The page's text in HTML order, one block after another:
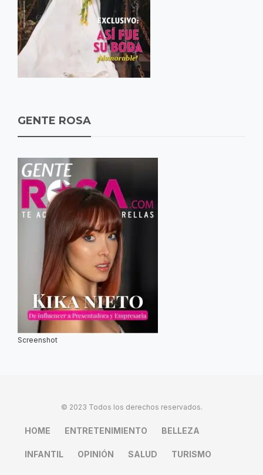
GENTE ROSA
Screenshot
© 2023 Todos los derechos reservados.
HOME ENTRETENIMIENTO BELLEZA
INFANTIL OPINIÓN SALUD TURISMO